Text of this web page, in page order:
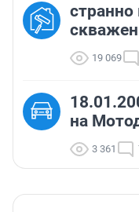
странно
19 069
на
3 361